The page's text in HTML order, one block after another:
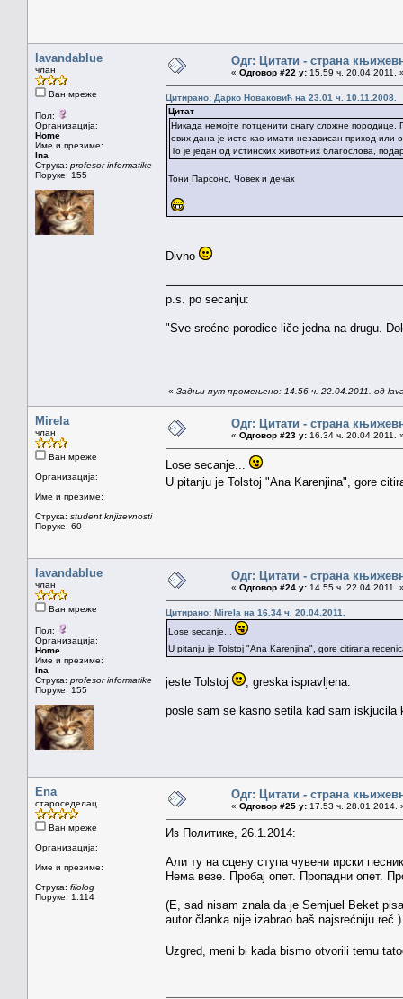
lavandablue
члан
Ван мреже
Пол:
Организација:
Home
Име и презиме:
Ina
Струка: profesor informatike
Поруке: 155
Одг: Цитати - страна
« Одговор #22 у: 15.59 ч. 20.04.2011.
Цитирано: Дарко Новаковић на 23.01 ч. 10.11.2008.
Цитат
Никада немојте потценити снагу сложне
ових дана је исто као имати независан приход или
То је један од истинских животних благослова,
Тони Парсонс, Човек и дечак
Divno
p.s. po secanju:
"Sve srećne porodice liče jedna na drugu.
« Задњи пут промењено: 14.56 ч. 22.04.2011. од
Mirela
члан
Ван мреже
Организација:
Име и презиме:
Струка: student knjizevnosti
Поруке: 60
Одг: Цитати - страна
« Одговор #23 у: 16.34 ч. 20.04.2011.
Lose secanje...
U pitanju je Tolstoj "Ana Karenjina", gore
lavandablue
члан
Ван мреже
Пол:
Организација:
Home
Име и презиме:
Ina
Струка: profesor informatike
Поруке: 155
Одг: Цитати - страна
« Одговор #24 у: 14.55 ч. 22.04.2011.
Цитирано: Mirela на 16.34 ч. 20.04.2011.
Lose secanje...
U pitanju je Tolstoj "Ana Karenjina", gore citirana
jeste Tolstoj , greska ispravljena.
posle sam se kasno setila kad sam iskjucila
Ena
староседелац
Ван мреже
Организација:
Име и презиме:
Струка: filolog
Поруке: 1.114
Одг: Цитати - страна
« Одговор #25 у: 17.53 ч. 28.01.2014.
Из Политике, 26.1.2014:
Али ту на сцену ступа чувени ирски
Нема везе. Пробај опет. Пропадни опет.
(E, sad nisam znala da je Semjuel Beket
autor članka nije izabrao baš najsrećniju reč.)
Uzgred, meni bi kada bismo otvorili temu